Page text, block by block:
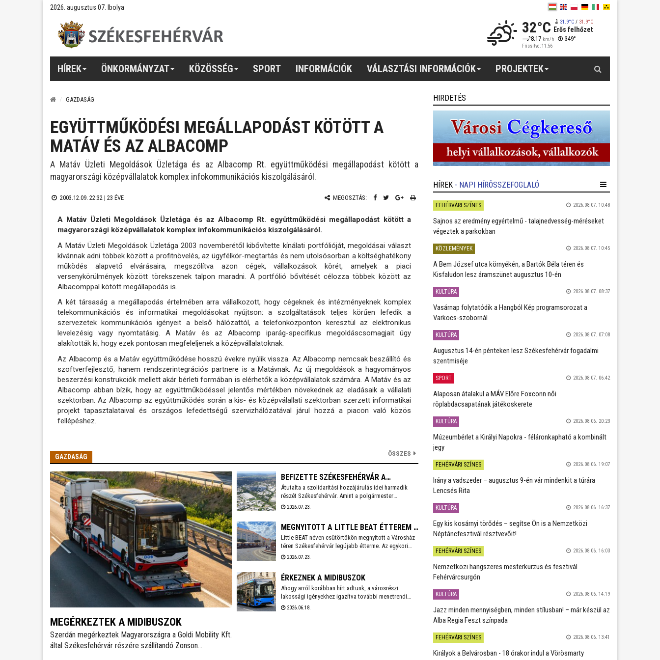
2026. augusztus 07. Ibolya
32°C 31.9°C/ 31.9°C
Erős felhőzet
8.17 km/h 349°
Frissítve: 11:56
HÍREK ÖNKORMÁNYZAT KÖZÖSSÉG SPORT INFORMÁCIÓK VÁLASZTÁSI INFORMÁCIÓK PROJEKTEK
GAZDASÁG
EGYÜTTMŰKÖDÉSI MEGÁLLAPODÁST KÖTÖTT A
MATÁV ÉS AZ ALBACOMP
A Matáv Üzleti Megoldások Üzletága és az Albacomp Rt. együttműködési megállapodást kötött a
magyarországi középvállalatok komplex infokommunikációs kiszolgálásáról.
2003.12.09. 22:32 | 23 ÉVE MEGOSZTÁS:
A Matáv Üzleti Megoldások Üzletága és az Albacomp Rt. együttműködési megállapodást kötött a
magyarországi középvállalatok komplex infokommunikációs kiszolgálásáról.
A Matáv Üzleti Megoldások Üzletága 2003 novemberétől kibővítette kínálati portfólióját, megoldásai választ
kívánnak adni többek között a profitnövelés, az ügyfélkör-megtartás és nem utolsósorban a költséghatékony
működés alapvető elvárásaira, megszólítva azon cégek, vállalkozások körét, amelyek a piaci
versenykörülmények között törekszenek talpon maradni. A portfólió bővítését célozza többek között az
Albacomppal kötött megállapodás is.
A két társaság a megállapodás értelmében arra vállalkozott, hogy cégeknek és intézményeknek komplex
telekommunikációs és informatikai megoldásokat nyújtson: a szolgáltatások teljes körűen lefedik a
szervezetek kommunikációs igényeit a belső hálózattól, a telefonközponton keresztül az elektronikus
levelezésig vagy nyomtatásig. A Matáv és az Albacomp iparág-specifikus megoldáscsomagjait úgy
alakították ki, hogy ezek pontosan megfeleljenek a középvállalatoknak.
Az Albacomp és a Matáv együttműködése hosszú évekre nyúlik vissza. Az Albacomp nemcsak beszállító és
szoftverfejlesztő, hanem rendszerintegrációs partnere is a Matávnak. Az új megoldások a hagyományos
beszerzési konstrukciók mellett akár bérleti formában is elérhetők a középvállalatok számára. A Matáv és az
Albacomp abban bízik, hogy az együttműködéssel jelentős mértékben növekednek az eladásaik a vállalati
szektorban. Az Albacomp az együttműködés során a kis- és középválallati szektorban szerzett informatikai
projekt tapasztalataival és országos lefedettségű szervizhálózatával járul hozzá a piacon való közös
fellépéshez.
GAZDASÁG ÖSSZES
MEGÉRKEZTEK A MIDIBUSZOK
Szerdán megérkeztek Magyarországra a Goldi Mobility Kft.
által Székesfehérvár részére szállítandó Zonson
BEFIZETTE SZÉKESFEHÉRVÁR A
SZOLIDARITÁSI HOZZÁJÁRULÁS
AKTUÁLIS RÉSZLETÉT
Átutalta a szolidaritási hozzájárulás idei harmadik
részét Székesfehérvár. Amint a polgármester
Facebook bejegyzésből kiderül, idén még 3,6 milliárd
2026.07.23.
MEGNYITOTT A LITTLE BEAT ÉTTEREM A
VÁROSHÁZ TÉREN
Little BEAT néven csütörtökön megnyitott a Városház
téren Székesfehérvár legújabb étterme. Az egykori
Bierbauer-ház helyén 2010 óta a Pátria étterem
a helyiséget. A pályázatot a Fehérvár Gast Kft. nyerte,
mely többek között a Beat éttermet is évek óta nagy
sikerrel üzemelteti a városban.
2026.07.23.
ÉRKEZNEK A MIDIBUSZOK
Ahogy arról korábban hírt adtunk, a városrészi
lakossági igényekhez igazítva további menetrendi
módosítások várhatóak Székesfehérvár helyi
2026.06.18.
HIRDETÉS
HÍREK - NAPI HÍRÖSSZEFOGLALÓ
FEHÉRVÁRI SZÍNES 2026.08.07. 10:48
Sajnos az eredmény egyértelmű - talajnedvesség-méréseket
végeztek a parkokban
KÖZLEMÉNYEK 2026.08.07. 10:45
A Bem József utca környékén, a Bartók Béla téren és
Kisfaludon lesz áramszünet augusztus 10-én
KULTÚRA 2026.08.07. 08:37
Vasárnap folytatódik a Hangból Kép programsorozat a
Varkocs-szobornál
KULTÚRA 2026.08.07. 07:08
Augusztus 14-én pénteken lesz Székesfehérvár fogadalmi
szentmiséje
SPORT 2026.08.07. 06:42
Alaposan átalakul a MÁV Előre Foxconn női
röplabdacsapatának játékoskerete
KULTÚRA 2026.08.06. 20:23
Múzeumbérlet a Királyi Napokra - féláronkapható a kombinált
jegy
FEHÉRVÁRI SZÍNES 2026.08.06. 19:07
Irány a vadszeder – augusztus 9-én vár mindenkit a túrára
Lencsés Rita
KULTÚRA 2026.08.06. 16:37
Egy kis kosárnyi törődés – segítse Ön is a Nemzetközi
Néptáncfesztivál résztvevőit!
FEHÉRVÁRI SZÍNES 2026.08.06. 16:03
Nemzetközi hangszeres mesterkurzus és fesztivál
Fehérvárcsurgón
KULTÚRA 2026.08.06. 14:19
Jazz minden mennyiségben, minden stílusban! – már készül az
Alba Regia Feszt színpada
FEHÉRVÁRI SZÍNES 2026.08.06. 13:41
Királyok a Belvárosban - 18 órakor indul a Vörösmarty